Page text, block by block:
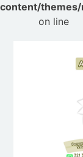
content/
on line